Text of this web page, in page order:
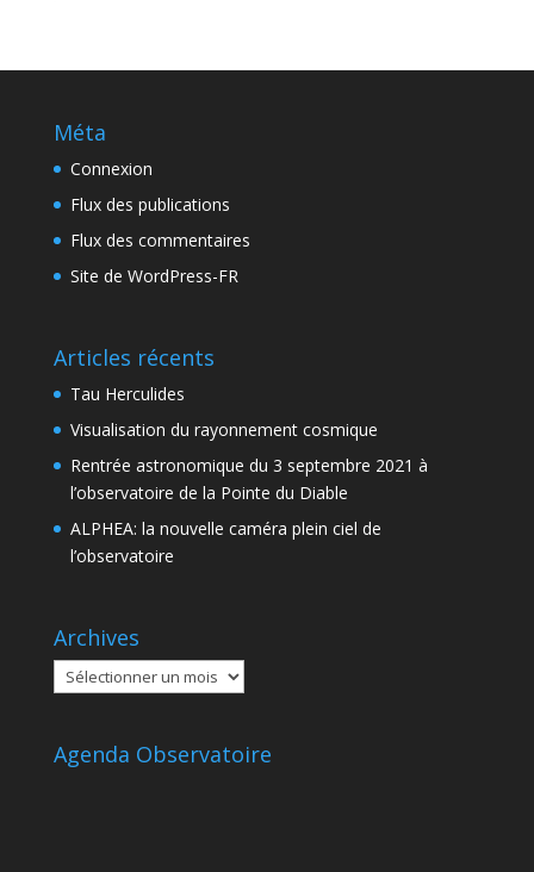
Méta
Connexion
Flux des publications
Flux des commentaires
Site de WordPress-FR
Articles récents
Tau Herculides
Visualisation du rayonnement cosmique
Rentrée astronomique du 3 septembre 2021 à
l’observatoire de la Pointe du Diable
ALPHEA: la nouvelle caméra plein ciel de
l’observatoire
Archives
Archives
Agenda Observatoire